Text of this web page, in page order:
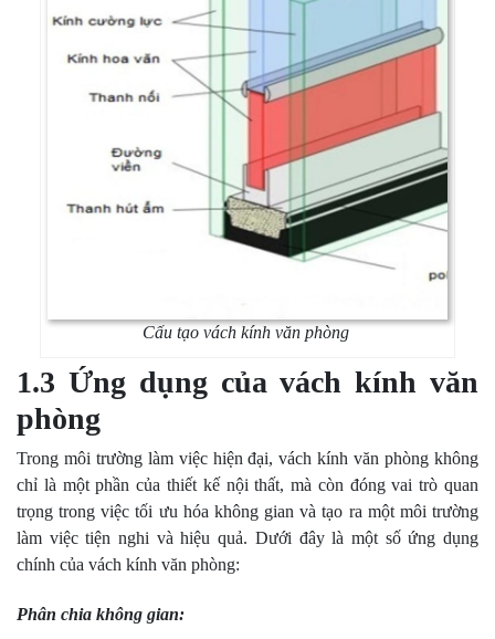
Cấu tạo vách kính văn phòng
1.3 Ứng dụng của vách kính văn
phòng
Trong môi trường làm việc hiện đại, vách kính văn phòng không
chỉ là một phần của thiết kế nội thất, mà còn đóng vai trò quan
trọng trong việc tối ưu hóa không gian và tạo ra một môi trường
làm việc tiện nghi và hiệu quả. Dưới đây là một số ứng dụng
chính của vách kính văn phòng:
Phân chia không gian: